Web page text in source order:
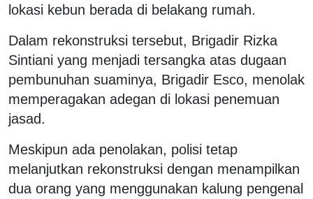
lokasi kebun berada di belakang rumah.
Dalam rekonstruksi tersebut, Brigadir Rizka
Sintiani yang menjadi tersangka atas dugaan
pembunuhan suaminya, Brigadir Esco, menolak
memperagakan adegan di lokasi penemuan
jasad.
Meskipun ada penolakan, polisi tetap
melanjutkan rekonstruksi dengan menampilkan
dua orang yang menggunakan kalung pengenal